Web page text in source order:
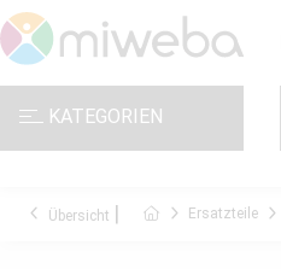
KATEGORIEN
Übersicht Ersatzteile